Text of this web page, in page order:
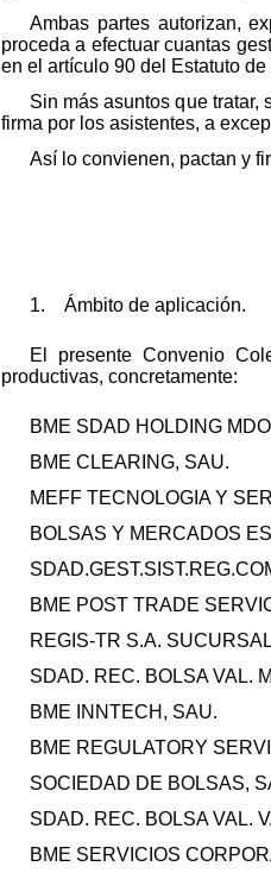
Ambas partes autorizan,
proceda a efectuar cuantas
en el artículo 90 del Estatuto
Sin más asuntos que
firma por los asistentes, a
Así lo convienen, pactan y
1. Ámbito de aplicación.
El presente Convenio
productivas, concretamente:
BME SDAD HOLDING
BME CLEARING, SAU.
MEFF TECNOLOGIA Y
BOLSAS Y MERCADOS
BME POST TRADE
REGIS-TR S.A.
SDAD. REC. BOLSA VAL.
BME INNTECH, SAU.
BME REGULATORY
SOCIEDAD DE BOLSAS,
SDAD. REC. BOLSA VAL.
BME SERVICIOS